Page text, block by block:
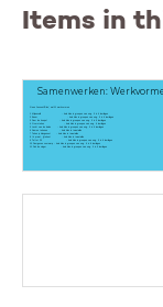
Items in
Samenwerken:
Geen 'LessonUP-les', wel 11 werkvormen
1 Mijnenveld - hele klas in groepen van ong. 5 à 6 leerlingen
2 Boem - hele klas in groepen van ong. 5 à 6 leerlingen
3 Door de hoepel - hele klas in groepen van ong. 5 à 6 leerlingen
4 Oversteken - hele klas in groepen van ong. 6 leerlingen
5 Lucht van de balon - hele klas in groepen van ong. 5 à 6 leerlingen
6 Samen tekenen - hele klas in tweetallen
7 Teken je klasgenoot - hele klas in tweetallen
8 Ik praat, jij tekent - hele klas in tweetallen
9 Tel tot 20 - hele klas in groepen van ong. 5 à 6 leerlingen
10 Doorgeven voorwerp - hele klas in groepen van ong. 6 à 8 leerlingen
11 Pak de vinger - hele klas in groepen van ong. 5 à 6 leerlingen